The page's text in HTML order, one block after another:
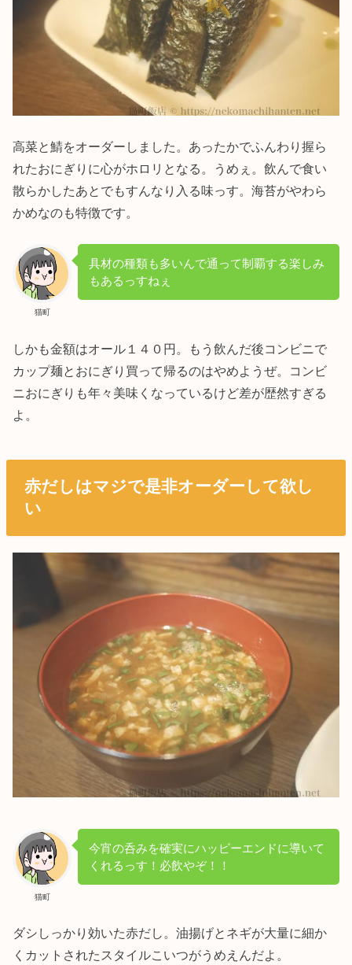
高菜と鯖をオーダーしました。あったかでふんわり握ら
れたおにぎりに心がホロリとなる。うめぇ。飲んで食い
散らかしたあとでもすんなり入る味っす。海苔がやわら
かめなのも特徴です。
猫町
具材の種類も多いんで通って制覇する楽しみ
もあるっすねぇ
しかも金額はオール１４０円。もう飲んだ後コンビニで
カップ麺とおにぎり買って帰るのはやめようぜ。コンビ
ニおにぎりも年々美味くなっているけど差が歴然すぎる
よ。
赤だしはマジで是非オーダーして欲し
い
猫町
今宵の呑みを確実にハッピーエンドに導いて
くれるっす！必飲やぞ！！
ダシしっかり効いた赤だし。油揚げとネギが大量に細か
くカットされたスタイルこいつがうめえんだよ。